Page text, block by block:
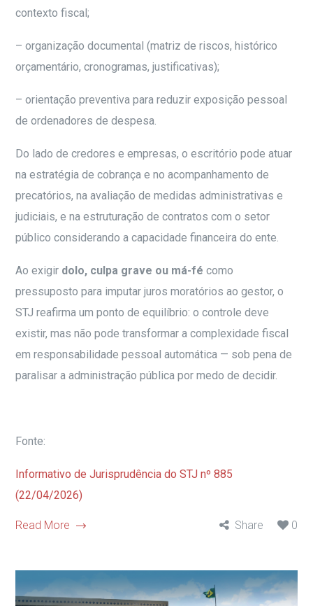
contexto fiscal;
– organização documental (matriz de riscos, histórico
orçamentário, cronogramas, justificativas);
– orientação preventiva para reduzir exposição pessoal
de ordenadores de despesa.
Do lado de credores e empresas, o escritório pode atuar
na estratégia de cobrança e no acompanhamento de
precatórios, na avaliação de medidas administrativas e
judiciais, e na estruturação de contratos com o setor
público considerando a capacidade financeira do ente.
Ao exigir dolo, culpa grave ou má-fé como
pressuposto para imputar juros moratórios ao gestor, o
STJ reafirma um ponto de equilíbrio: o controle deve
existir, mas não pode transformar a complexidade fiscal
em responsabilidade pessoal automática — sob pena de
paralisar a administração pública por medo de decidir.
Fonte:
Informativo de Jurisprudência do STJ nº 885
(22/04/2026)
Read More Share 0